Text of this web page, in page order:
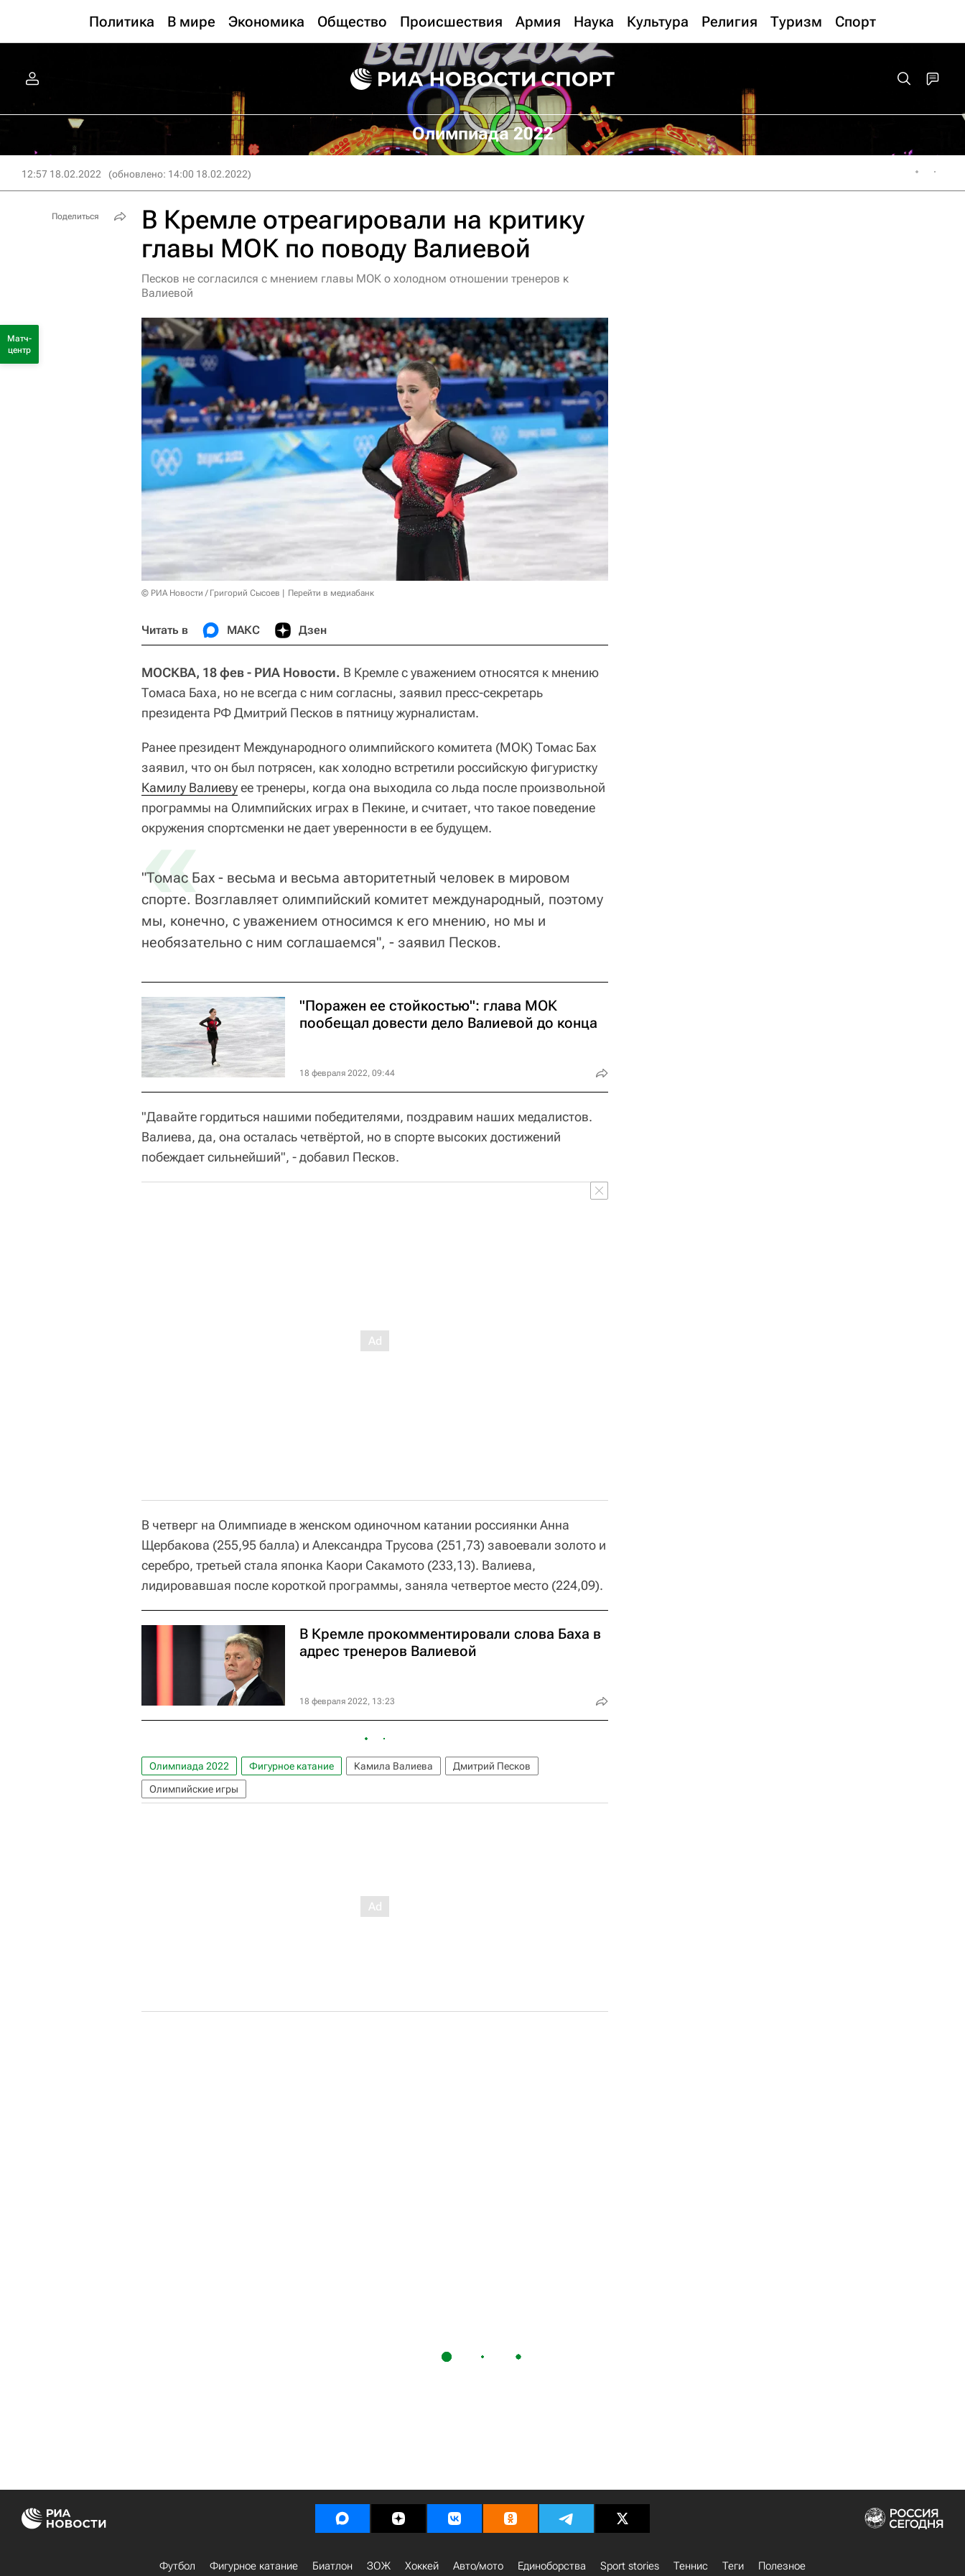
Политика В мире Экономика Общество Происшествия Армия Наука Культура Религия Туризм Спорт
Олимпиада 2022
12:57 18.02.2022 (обновлено: 14:00 18.02.2022)
В Кремле отреагировали на критику
главы МОК по поводу Валиевой
Песков не согласился с мнением главы МОК о холодном отношении тренеров к
Валиевой
© РИА Новости / Григорий Сысоев Перейти в медиабанк
Читать в МАКС Дзен
МОСКВА, 18 фев - РИА Новости. В Кремле с уважением относятся к мнению
Томаса Баха, но не всегда с ним согласны, заявил пресс-секретарь
президента РФ Дмитрий Песков в пятницу журналистам.
Ранее президент Международного олимпийского комитета (МОК) Томас Бах
заявил, что он был потрясен, как холодно встретили российскую фигуристку
Камилу Валиевуее тренеры, когда она выходила со льда после произвольной
программы на Олимпийских играх в Пекине, и считает, что такое поведение
окружения спортсменки не дает уверенности в ее будущем.
«
"Томас Бах - весьма и весьма авторитетный человек в мировом
спорте. Возглавляет олимпийский комитет международный, поэтому
мы, конечно, с уважением относимся к его мнению, но мы и
необязательно с ним соглашаемся", - заявил Песков.
"Поражен ее стойкостью": глава МОК
пообещал довести дело Валиевой до конца
18 февраля 2022, 09:44
"Давайте гордиться нашими победителями, поздравим наших медалистов.
Валиева, да, она осталась четвёртой, но в спорте высоких достижений
побеждает сильнейший", - добавил Песков.
В четверг на Олимпиаде в женском одиночном катании россиянки Анна
Щербакова (255,95 балла) и Александра Трусова (251,73) завоевали золото и
серебро, третьей стала японка Каори Сакамото (233,13). Валиева,
лидировавшая после короткой программы, заняла четвертое место (224,09).
В Кремле прокомментировали слова Баха в
адрес тренеров Валиевой
18 февраля 2022, 13:23
Олимпиада 2022 Фигурное катание Камила Валиева
Дмитрий Песков
Олимпийские игры
Поделиться
Матч-
центр
Футбол Фигурное катание Биатлон ЗОЖ Хоккей Авто/мото Единоборства Sport stories Теннис Теги Полезное